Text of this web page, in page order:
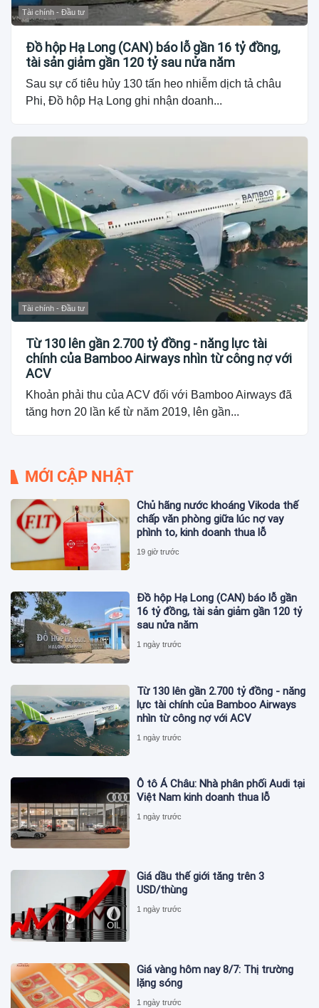
Tài chính - Đầu tư
Đồ hộp Hạ Long (CAN) báo lỗ gần 16 tỷ đồng,
tài sản giảm gần 120 tỷ sau nửa năm
Sau sự cố tiêu hủy 130 tấn heo nhiễm dịch tả châu
Phi, Đồ hộp Hạ Long ghi nhận doanh...
Tài chính - Đầu tư
Từ 130 lên gần 2.700 tỷ đồng - năng lực tài
chính của Bamboo Airways nhìn từ công nợ với
ACV
Khoản phải thu của ACV đối với Bamboo Airways đã
tăng hơn 20 lần kể từ năm 2019, lên gần...
MỚI CẬP NHẬT
Chủ hãng nước khoáng Vikoda thế
chấp văn phòng giữa lúc nợ vay
phình to, kinh doanh thua lỗ
19 giờ trước
Đồ hộp Hạ Long (CAN) báo lỗ gần
16 tỷ đồng, tài sản giảm gần 120 tỷ
sau nửa năm
1 ngày trước
Từ 130 lên gần 2.700 tỷ đồng - năng
lực tài chính của Bamboo Airways
nhìn từ công nợ với ACV
1 ngày trước
Ô tô Á Châu: Nhà phân phối Audi tại
Việt Nam kinh doanh thua lỗ
1 ngày trước
Giá dầu thế giới tăng trên 3
USD/thùng
1 ngày trước
Giá vàng hôm nay 8/7: Thị trường
lặng sóng
1 ngày trước